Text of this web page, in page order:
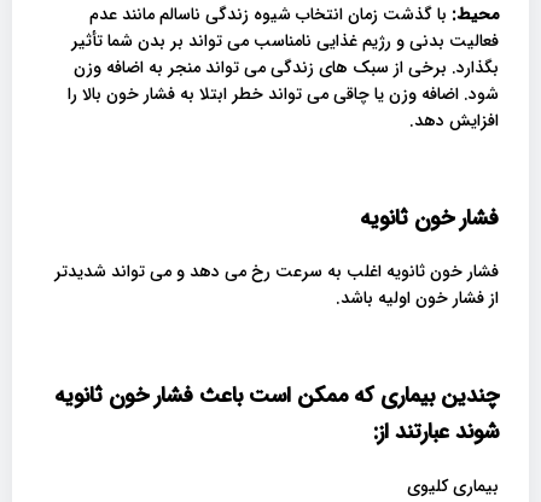
محیط: با گذشت زمان انتخاب شیوه زندگی ناسالم مانند عدم
فعالیت بدنی و رژیم غذایی نامناسب می تواند بر بدن شما تأثیر
بگذارد. برخی از سبک های زندگی می تواند منجر به اضافه وزن
شود. اضافه وزن یا چاقی می تواند خطر ابتلا به فشار خون بالا را
افزایش دهد.
فشار خون ثانویه
فشار خون ثانویه اغلب به سرعت رخ می دهد و می تواند شدیدتر
از فشار خون اولیه باشد.
چندین بیماری که ممکن است باعث فشار خون ثانویه
شوند عبارتند از:
بیماری کلیوی